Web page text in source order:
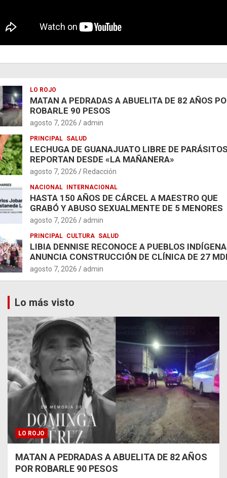
LO ROJO
MATAN A PEDRADAS A ABUELITA DE 82 AÑOS
ROBARLE 90 PESOS
agosto 7, 2026 admin
PRINCIPAL SALUD
LECHUGA DE GUANAJUATO LIBRE DE
REPORTAN DESDE «LA MAÑANERA»
agosto 7, 2026 Redacción
NACIONAL INTERNACIONAL
HASTA 150 AÑOS DE CÁRCEL A MAESTRO QUE
GRABÓ Y ABUSO SEXUALMENTE DE 5 MENORES
agosto 7, 2026 admin
PRINCIPAL CULTURA SALUD
LIBIA DENNISE RECONOCE A PUEBLOS
ANUNCIA CONSTRUCCIÓN DE CLÍNICA DE 27
agosto 7, 2026 admin
Lo más visto
LO ROJO
MATAN A PEDRADAS A ABUELITA DE 82 AÑOS
POR ROBARLE 90 PESOS